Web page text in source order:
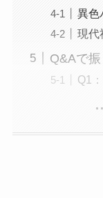
異色
現代
Q&Aで
Q1